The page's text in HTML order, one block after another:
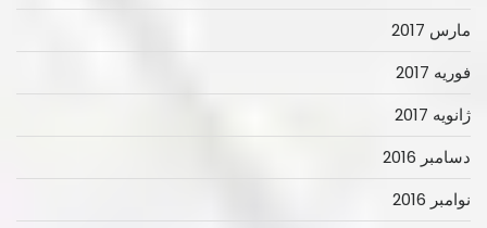
مارس 2017
فوریه 2017
ژانویه 2017
دسامبر 2016
نوامبر 2016